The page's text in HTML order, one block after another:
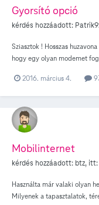
Gyorsító opció
kérdés hozzáadott:
Sziasztok ! Hosszas
hogy egy olyan modemet
vezetékes
2016. március 4.
Mobilinternet
kérdés hozzáadott: btz, itt:
Használta már valaki olyan
Milyenek a tapasztalatok,